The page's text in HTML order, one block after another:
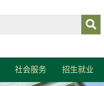
社会服务 招生就业